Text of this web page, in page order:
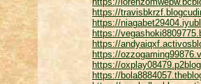
https://
https://
https://
https://
https://
https://
https://